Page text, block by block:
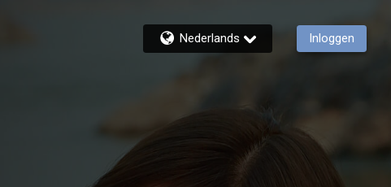
Nederlands Inloggen